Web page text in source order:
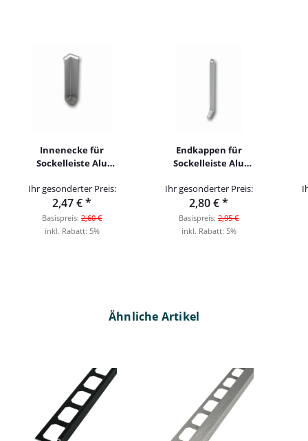
Innenecke für
Sockelleiste Alu
Ihr gesonderter Preis:
2,47 €*
Basispreis: 2,60 €
inkl. Rabatt: 5%
Endkappen für
Sockelleiste Alu
Ihr gesonderter Preis:
2,80 €*
Basispreis: 2,95 €
inkl. Rabatt: 5%
Ähnliche Artikel